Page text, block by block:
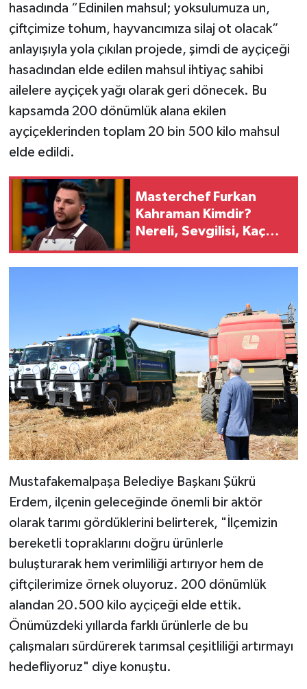
hasadında “Edinilen mahsul; yoksulumuza un,
çiftçimize tohum, hayvancımıza silaj ot olacak”
anlayışıyla yola çıkılan projede, şimdi de ayçiçeği
hasadından elde edilen mahsul ihtiyaç sahibi
ailelere ayçiçek yağı olarak geri dönecek. Bu
kapsamda 200 dönümlük alana ekilen
ayçiçeklerinden toplam 20 bin 500 kilo mahsul
elde edildi.
Masterchef Furkan
Kahraman Kimdir?
Nereli, Sevgilisi, Kaç
Mustafakemalpaşa Belediye Başkanı Şükrü
Erdem, ilçenin geleceğinde önemli bir aktör
olarak tarımı gördüklerini belirterek, "İlçemizin
bereketli topraklarını doğru ürünlerle
buluşturarak hem verimliliği artırıyor hem de
çiftçilerimize örnek oluyoruz. 200 dönümlük
alandan 20.500 kilo ayçiçeği elde ettik.
Önümüzdeki yıllarda farklı ürünlerle de bu
çalışmaları sürdürerek tarımsal çeşitliliği artırmayı
hedefliyoruz" diye konuştu.